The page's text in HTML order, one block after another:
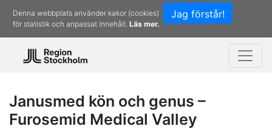
Jag förstår!
Denna webbplats använder kakor (cookies)
för statistik och anpassat innehåll. Läs mer.
Janusmed kön och genus –
Furosemid Medical Valley